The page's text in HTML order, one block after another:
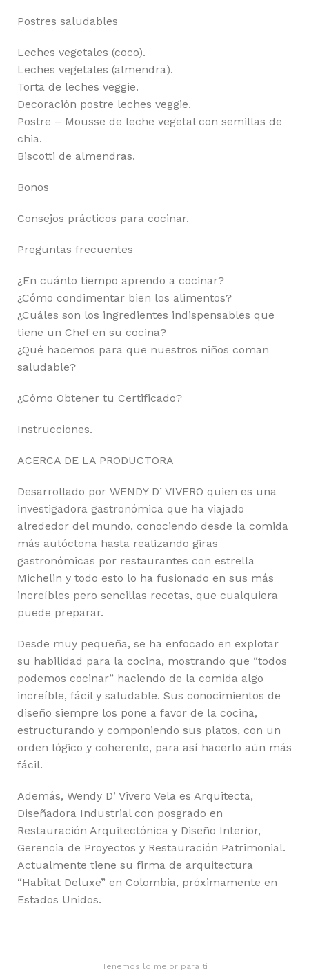
Postres saludables
Leches vegetales (coco).
Leches vegetales (almendra).
Torta de leches veggie.
Decoración postre leches veggie.
Postre – Mousse de leche vegetal con semillas de
chia.
Biscotti de almendras.
Bonos
Consejos prácticos para cocinar.
Preguntas frecuentes
¿En cuánto tiempo aprendo a cocinar?
¿Cómo condimentar bien los alimentos?
¿Cuáles son los ingredientes indispensables que
tiene un Chef en su cocina?
¿Qué hacemos para que nuestros niños coman
saludable?
¿Cómo Obtener tu Certificado?
Instrucciones.
ACERCA DE LA PRODUCTORA
Desarrollado por WENDY D’ VIVERO quien es una
investigadora gastronómica que ha viajado
alrededor del mundo, conociendo desde la comida
más autóctona hasta realizando giras
gastronómicas por restaurantes con estrella
Michelin y todo esto lo ha fusionado en sus más
increíbles pero sencillas recetas, que cualquiera
puede preparar.
Desde muy pequeña, se ha enfocado en explotar
su habilidad para la cocina, mostrando que “todos
podemos cocinar” haciendo de la comida algo
increíble, fácil y saludable. Sus conocimientos de
diseño siempre los pone a favor de la cocina,
estructurando y componiendo sus platos, con un
orden lógico y coherente, para así hacerlo aún más
fácil.
Además, Wendy D’ Vivero Vela es Arquitecta,
Diseñadora Industrial con posgrado en
Restauración Arquitectónica y Diseño Interior,
Gerencia de Proyectos y Restauración Patrimonial.
Actualmente tiene su firma de arquitectura
“Habitat Deluxe” en Colombia, próximamente en
Estados Unidos.
Tenemos lo mejor para ti